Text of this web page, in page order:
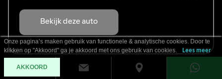
Bekijk deze auto
Onze pagina’s maken gebruik van functionele & analytische cookies. Door te
klikken op "Akkoord" ga je akkoord met ons gebruik van cookies.
Lees meer
AKKOORD